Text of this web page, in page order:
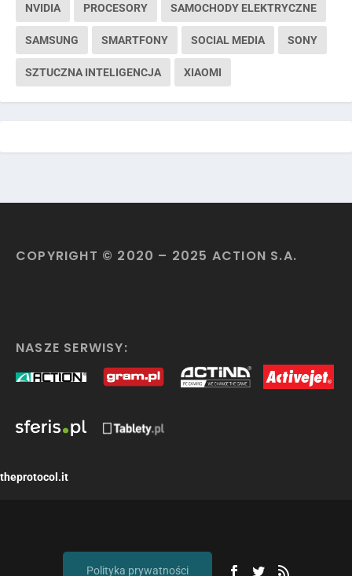
NVIDIA PROCESORY SAMOCHODY ELEKTRYCZNE
SAMSUNG SMARTFONY SOCIAL MEDIA SONY
SZTUCZNA INTELIGENCJA XIAOMI
COPYRIGHT © 2020 – 2025 ACTION S.A.
NASZE SERWISY:
theprotocol.it
Polityka prywatności